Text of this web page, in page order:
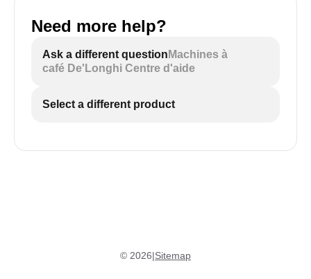
Need more help?
Ask a different question Machines à
café De'Longhi Centre d'aide
Select a different product
© 2026|Sitemap